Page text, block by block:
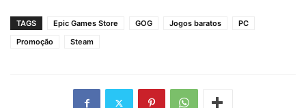
TAGS Epic Games Store GOG Jogos baratos
PC
Promoção
Steam